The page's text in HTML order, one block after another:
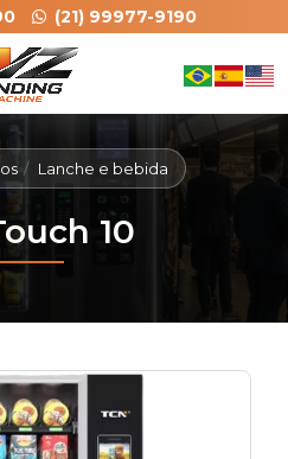
(21) 99977-9190
Lanche e bebida
10